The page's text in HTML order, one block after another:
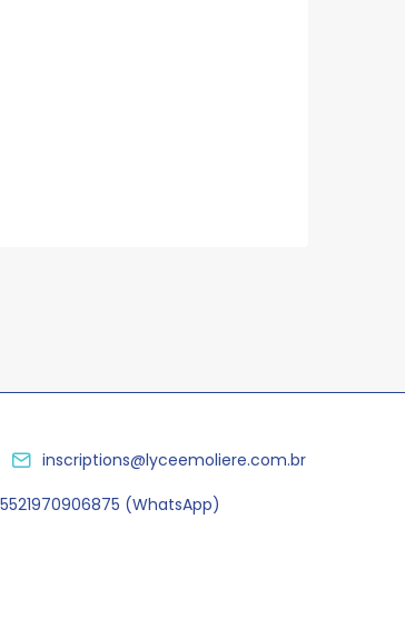
inscriptions@lyceemoliere.com.br
(WhatsApp)